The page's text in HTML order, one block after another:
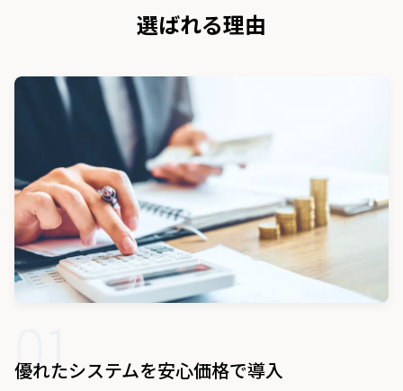
選ばれる理由
01
優れたシステムを安心価格で導入